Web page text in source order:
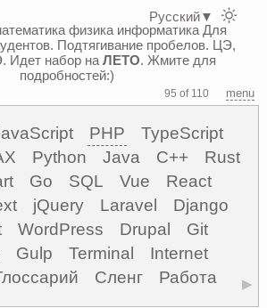
физика информатикаДля
Подтягивание пробелов. ЦЭ,
Идет набор на ЛЕТО. Жмите для
подробностей:)
95 of 110 menu
PHP
TypeScript
Python Java C++
Rust
Go SQL Vue
React
jQuery Laravel
Django
WordPress Drupal
Git
Gulp Terminal
Internet
Сленг Работа ▶
Русский▼